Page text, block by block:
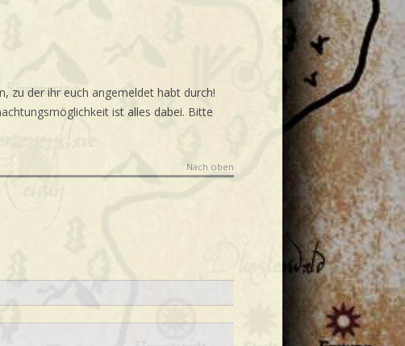
zu der ihr euch angemeldet habt durch!
ist alles dabei. Bitte
Nach oben